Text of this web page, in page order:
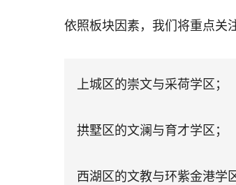
依照板块因素，我们将重点关
上城区的崇文与采荷学区；
拱墅区的文澜与育才学区；
西湖区的文教与环紫金港学区